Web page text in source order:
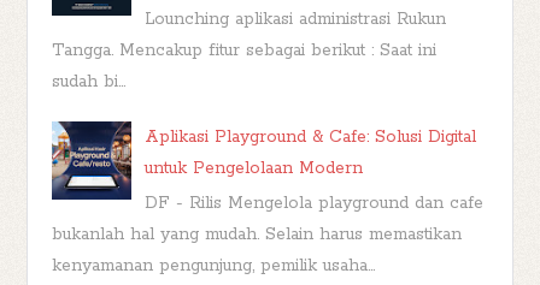
Lounching aplikasi administrasi Rukun
Tangga. Mencakup fitur sebagai berikut : Saat ini
sudah bi...
Aplikasi Playground & Cafe: Solusi Digital
untuk Pengelolaan Modern
DF - Rilis Mengelola playground dan cafe
bukanlah hal yang mudah. Selain harus memastikan
kenyamanan pengunjung, pemilik usaha...